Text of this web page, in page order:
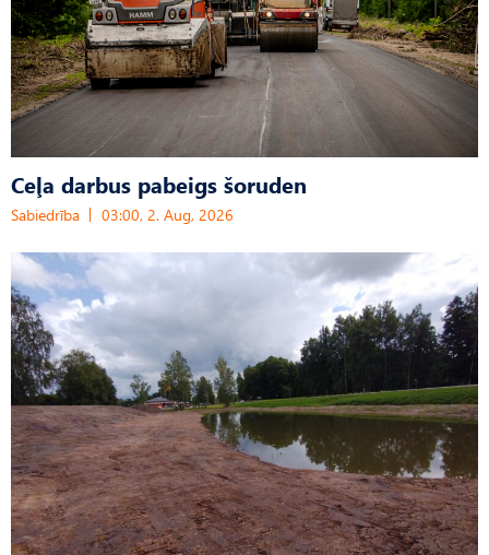
Ceļa darbus pabeigs šoruden
Sabiedrība 03:00, 2. Aug, 2026